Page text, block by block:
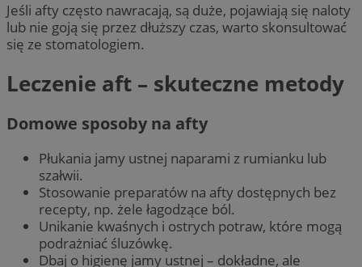
Jeśli afty często nawracają, są duże, pojawiają się naloty
lub nie goją się przez dłuższy czas, warto skonsultować
się ze stomatologiem.
Leczenie aft – skuteczne metody
Domowe sposoby na afty
Płukania jamy ustnej naparami z rumianku lub
szałwii.
Stosowanie preparatów na afty dostępnych bez
recepty, np. żele łagodzące ból.
Unikanie kwaśnych i ostrych potraw, które mogą
podrażniać śluzówkę.
Dbaj o higienę jamy ustnej – dokładne, ale